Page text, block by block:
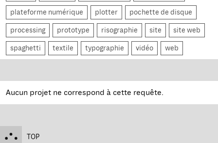
plateforme numérique plotter pochette de disque
processing prototype risographie site site web
spaghetti textile typographie vidéo web
Aucun projet ne correspond à cette requête.
TOP